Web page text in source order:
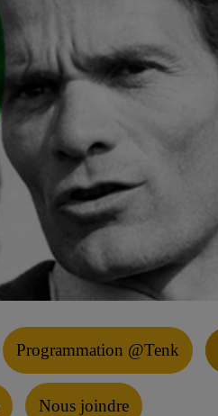
Programmation @Tenk
Nous joindre